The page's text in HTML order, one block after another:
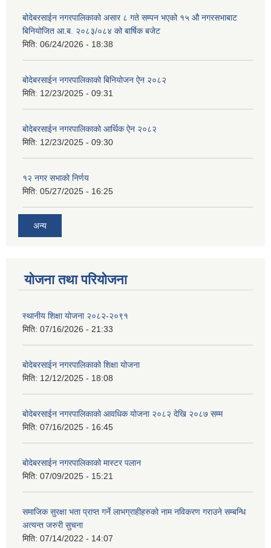
बोदेबरसाईन नगरपालिकाको असार ८ गते सम्पन भएको १५ ‍‍‍औ नगरसभाबाट
बिनियोजित आ.ब. २०८३/०८४ को बार्षिक बजेट
मिति: 06/24/2026 - 18:38
बोदेबरसाईन नगरपालिकाको बिनियोजन ऐन २०८२
मिति: 12/23/2025 - 09:31
बोदेबरसाईन नगरपालिकाको आर्थिक ऐन २०८२
मिति: 12/23/2025 - 09:30
१२ नगर सभाको निर्णय
मिति: 05/27/2025 - 16:25
अन्य
योजना तथा परियोजना
स्थानीय शिक्षा योजना २०८२-२०९१
मिति: 07/16/2026 - 21:33
बोदेबरसाईन नगरपालिकाको शिक्षा योजना
मिति: 12/12/2025 - 18:08
बोदेबरसाईन नगरपालिकाको आवधिक योजना २०८२ देखि २०८७ सम्म
मिति: 07/16/2025 - 16:45
बोदेबरसाईन नगरपालिकाको मास्टर पलान
मिति: 07/09/2025 - 15:21
समाजिक सुरक्षा भता प्राप्त गर्ने लाभग्राहीहरुको नाम नविकरण गराउने सम्बन्धि
अत्यन्त जरुरी सुचना
मिति: 07/14/2022 - 14:07